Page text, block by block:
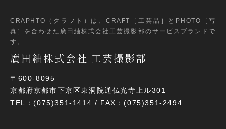
CRAPHTO（クラフト）は、CRAFT［工芸品］とPHOTO［写
真］ を合わせた廣田紬株式会社工芸撮影部のサービスブランドで
す。
廣田紬株式会社 工芸撮影部
〒600-8095
京都府京都市下京区東洞院通仏光寺上ル301
TEL：(075)351-1414 / FAX：(075)351-2494